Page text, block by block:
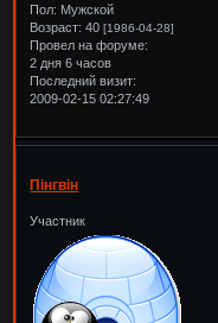
Пол: Мужской
Возраст: 40[1986-04-28]
Провел на форуме:
2 дня 6 часов
Последний визит:
2009-02-15 02:27:49
Пінгвін
Участник